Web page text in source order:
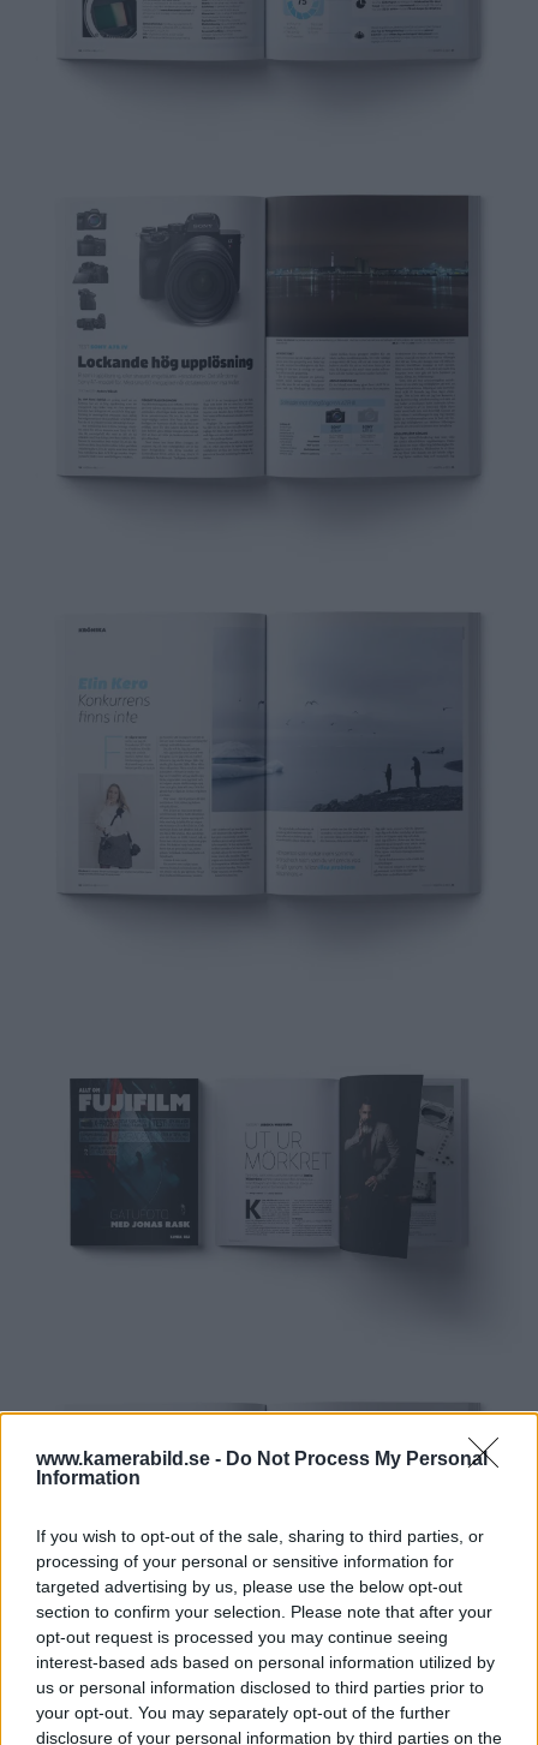
www.kamerabild.se - Do Not Process My Personal
Information
If you wish to opt-out of the sale, sharing to third parties, or
processing of your personal or sensitive information for
targeted advertising by us, please use the below opt-out
section to confirm your selection. Please note that after your
opt-out request is processed you may continue seeing
interest-based ads based on personal information utilized by
us or personal information disclosed to third parties prior to
your opt-out. You may separately opt-out of the further
disclosure of your personal information by third parties on the